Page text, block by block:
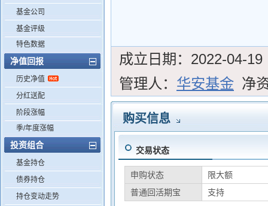
基金公司
基金评级
特色数据
净值回报
历史净值
分红送配
阶段涨幅
季/年度涨幅
投资组合
基金持仓
债券持仓
持仓变动走势
成立日期： 2022-04-19
管理人： 华安基金 净
购买信息
交易状态
申购状态
限大额
普通回活期宝
支持